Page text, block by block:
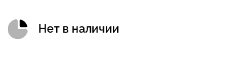
Нет в наличии